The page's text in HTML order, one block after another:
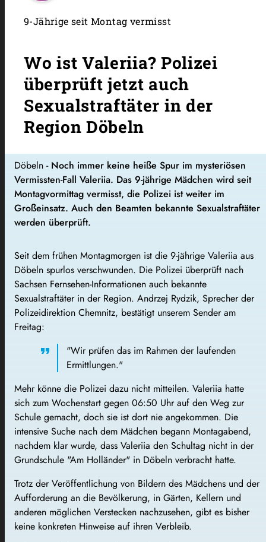
9-Jährige seit Montag vermisst
Wo ist Valeriia? Polizei
überprüft jetzt auch
Sexualstraftäter in der
Region Döbeln
Döbeln - Noch immer keine heiße Spur im mysteriösen
Vermissten-Fall Valeriia. Das 9-jährige Mädchen wird seit
Montagvormittag vermisst, die Polizei ist weiter im
Großeinsatz. Auch den Beamten bekannte Sexualstraftäter
werden überprüft.
Seit dem frühen Montagmorgen ist die 9-jährige Valeriia aus
Döbeln spurlos verschwunden. Die Polizei überprüft nach
Sachsen Fernsehen-Informationen auch bekannte
Sexualstraftäter in der Region. Andrzej Rydzik, Sprecher der
Polizeidirektion Chemnitz, bestätigt unserem Sender am
Freitag:
"Wir prüfen das im Rahmen der laufenden
Ermittlungen."
Mehr könne die Polizei dazu nicht mitteilen. Valeriia hatte
sich zum Wochenstart gegen 06:50 Uhr auf den Weg zur
Schule gemacht, doch sie ist dort nie angekommen. Die
intensive Suche nach dem Mädchen begann Montagabend,
nachdem klar wurde, dass Valeriia den Schultag nicht in der
Grundschule "Am Holländer" in Döbeln verbracht hatte.
Trotz der Veröffentlichung von Bildern des Mädchens und der
Aufforderung an die Bevölkerung, in Gärten, Kellern und
anderen möglichen Verstecken nachzusehen, gibt es bisher
keine konkreten Hinweise auf ihren Verbleib.